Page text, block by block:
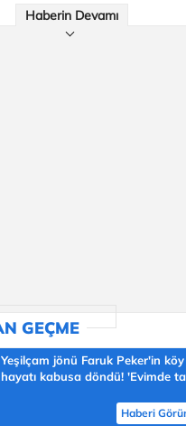
Haberin Devamı
Yeşilçam jönü Faruk Peker'in köy
hayatı kabusa döndü! 'Evimde
Haberi